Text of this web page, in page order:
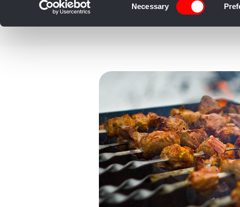
Identify your device
and analytics partners who
that they’ve collected from
Selection
Necessary